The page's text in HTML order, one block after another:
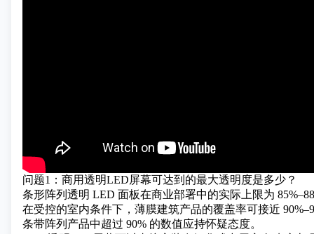
问题1：商用透明LED屏幕可达到的最大透明度是多少？
条形阵列透明 LED 面板在商业部署中的实际上限为
在受控的室内条件下，薄膜建筑产品的覆盖率可接近
条带阵列产品中超过 90% 的数值应持怀疑态度。